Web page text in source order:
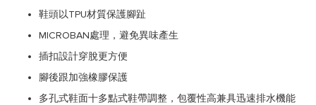
鞋頭以TPU材質保護腳趾
MICROBAN處理，避免異味產生
插扣設計穿脫更方便
腳後跟加強橡膠保護
多孔式鞋面十多點式鞋帶調整，包覆性高兼具迅速排水機能